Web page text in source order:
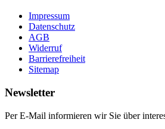
Impressum
Datenschutz
AGB
Widerruf
Barrierefreiheit
Sitemap
Newsletter
Per E-Mail informieren wir Sie über